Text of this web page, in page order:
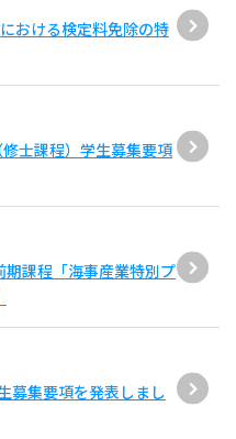
おける検定料免除の特
士課程）学生募集要項
課程「海事産業特別プ
募集要項を発表しまし